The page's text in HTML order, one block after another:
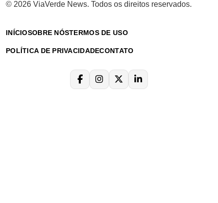
© 2026 ViaVerde News. Todos os direitos reservados.
INÍCIOSOBRE NÓSTERMOS DE USO
POLÍTICA DE PRIVACIDADECONTATO